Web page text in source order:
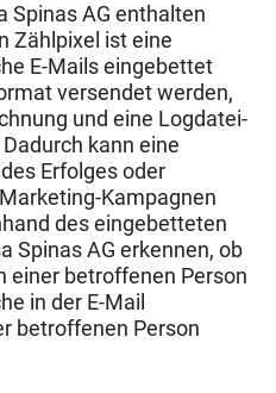
Spinas AG enthalten
Zählpixel ist eine
E-Mails eingebettet
versendet werden,
und eine Logdatei-
kann eine
Erfolges oder
Kampagnen
des eingebetteten
Spinas AG erkennen, ob
einer betroffenen Person
in der E-Mail
betroffenen Person